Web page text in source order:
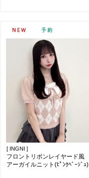
[ INGNI ]
フロントリボンレイヤード風
アーガイルニット(ﾋﾟﾝｸﾍﾞｰｼﾞｭ)